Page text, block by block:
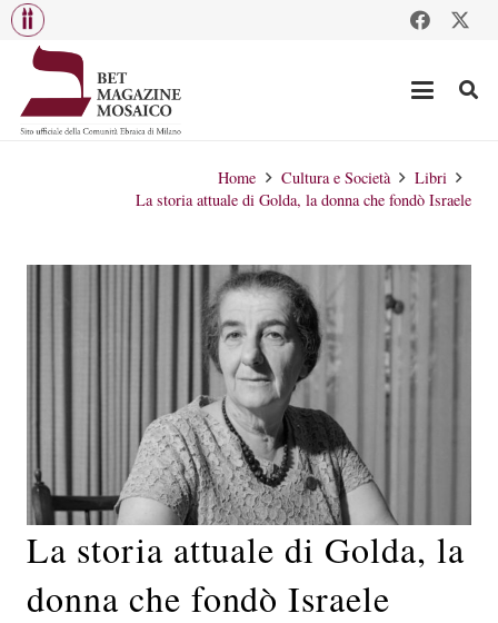
Home Cultura e Società
Libri
La storia attuale di Golda, la donna che fondò Israele
La storia attuale di Golda, la
donna che fondò Israele